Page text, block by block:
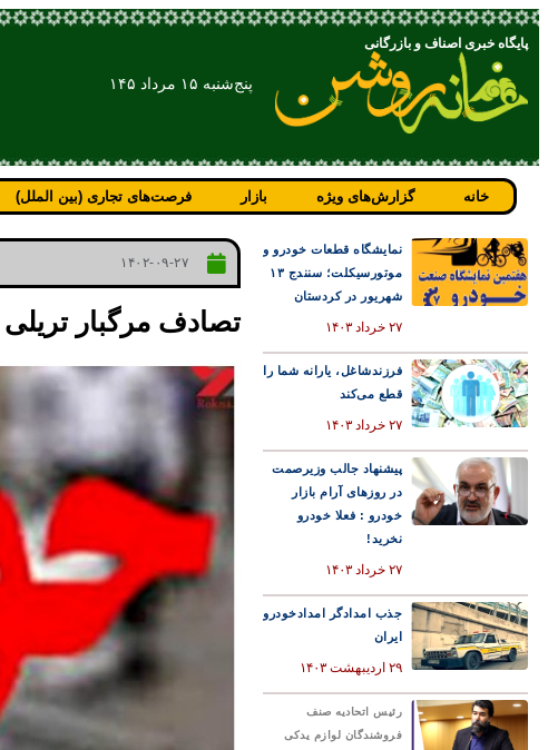
پایگاه خبری اصناف و بازرگانی
پنج‌شنبه ۱۵ مرداد ۱۴۵
خانه گزارش‌های ویژه بازار فرصت‌های تجاری (بین الملل)
نمایشگاه قطعات خودرو و
موتورسیکلت؛ سنندج ۱۳
شهریور در کردستان
۲۷ خرداد ۱۴۰۳
فرزندشاغل، یارانه شما را
قطع می‌کند
۲۷ خرداد ۱۴۰۳
پیشنهاد جالب وزیرصمت
در روزهای آرام بازار
خودرو : فعلا خودرو
نخرید!
۲۷ خرداد ۱۴۰۳
جذب امدادگر امدادخودرو
ایران
۲۹ اردیبهشت ۱۴۰۳
رئیس اتحادیه صنف
فروشندگان لوازم یدکی
۱۴۰۲-۰۹-۲۷
تصادف مرگبار